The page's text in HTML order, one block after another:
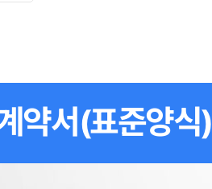
약서(표준양식)